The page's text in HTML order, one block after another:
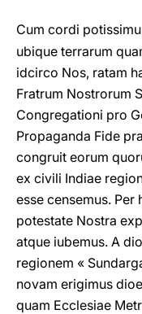
Cum cordi
ubique terrarum
idcirco Nos, ratam
Fratrum Nostrorum
Congregationi pro
Propaganda Fide
congruit eorum
ex civili Indiae
esse censemus.
potestate Nostra
atque iubemus. A
regionem «
novam erigimus
quam Ecclesiae